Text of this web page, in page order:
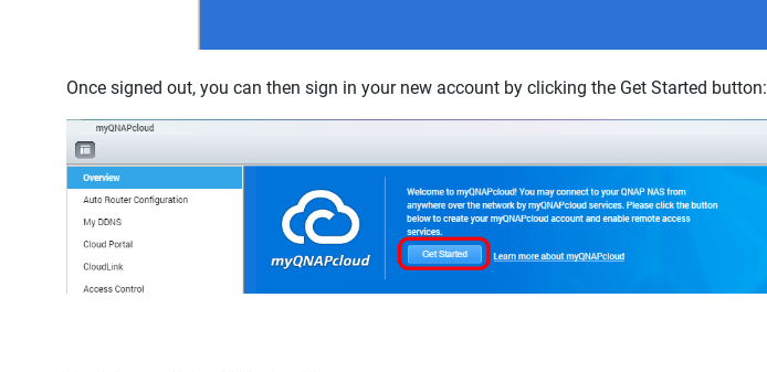
Once signed out, you can then sign in your new account by clicking the Get Started button: